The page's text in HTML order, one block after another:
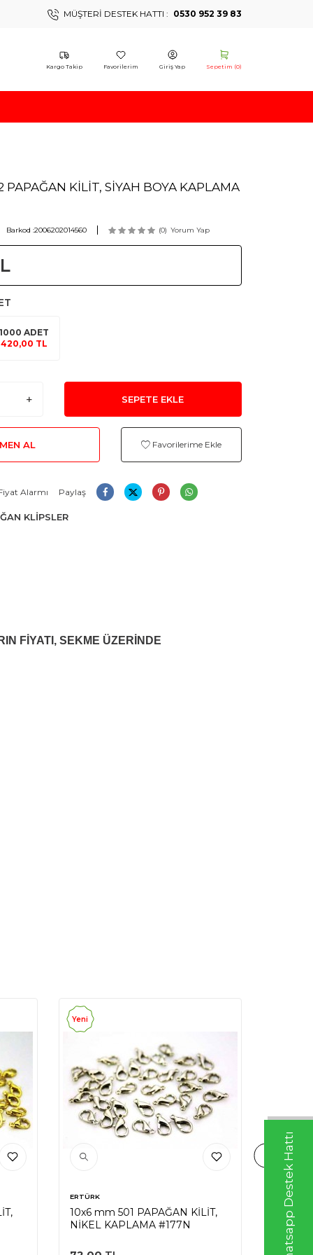
Whatsapp Destek Hattı
MÜŞTERI DESTEK HATTI : 0530 952 39 83
Kargo Takip Favorilerim Giriş Yap Sepetim (0)
KİLİT, SİYAH BOYA KAPLAMA
Barkod :2006202014560 (0) Yorum Yap
1000 ADET
420,00 TL
SEPETE EKLE
AL Favorilerime Ekle
Alarmı Paylaş
KLİPSLER
FİYATI, SEKME ÜZERİNDE
Yeni
ERTÜRK
10x6 mm 501 PAPAĞAN KİLİT,
NİKEL KAPLAMA #177N
ERTÜRK
14
NİKEL